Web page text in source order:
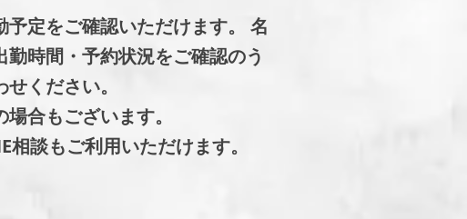
定をご確認いただけます。 名
時間・予約状況をご確認のう
ください。
合もございます。
談もご利用いただけます。